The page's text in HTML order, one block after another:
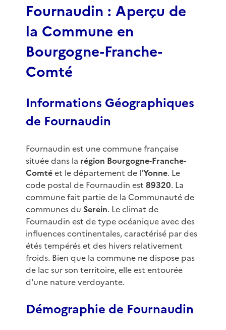
Fournaudin : Aperçu de
la Commune en
Bourgogne-Franche-
Comté
Informations Géographiques
de Fournaudin
Fournaudin est une commune française
située dans la région Bourgogne-Franche-
Comtéet le département de l'Yonne. Le
code postal de Fournaudin est 89320. La
commune fait partie de la Communauté de
communes du Serein. Le climat de
Fournaudin est de type océanique avec des
influences continentales, caractérisé par des
étés tempérés et des hivers relativement
froids. Bien que la commune ne dispose pas
de lac sur son territoire, elle est entourée
d'une nature verdoyante.
Démographie de Fournaudin